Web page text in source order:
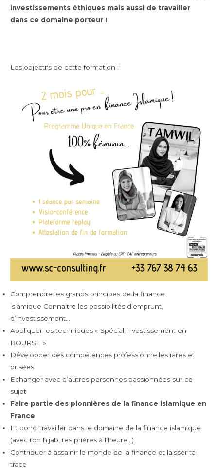
investissements éthiques mais aussi de travailler
dans ce domaine porteur !
Les objectifs de cette formation :
Comprendre les grands principes de la finance
islamique Connaitre les possibilités d’emprunt,
d’investissement…
Appliquer les techniques « Spécial investissement en
BOURSE »
Développer des compétences professionnelles rares et
prisées
Echanger avec d’autres personnes passionnées sur ce
sujet
Faire partie des pionnières de la finance islamique en
France
Et donc Travailler dans le domaine de la finance islamique
(avec ton hijab, tes prières à l’heure…)
Contribuer à assainir le monde de la finance et laisser ta
trace